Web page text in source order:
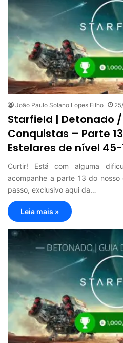
João Paulo Solano Lopes Filho
Starfield | Detonado
Conquistas – Parte
Estelares de nível
Curtir! Está com alguma
acompanhe a parte 13 do
passo, exclusivo aqui da…
Leia mais »